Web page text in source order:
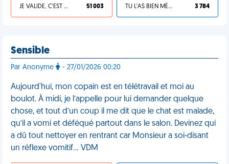
JE VALIDE, C'EST UNE VDM 51 003 TU L'AS BIEN MÉRITÉ 3 784
Sensible
Par Anonyme - 27/01/2026 00:20
Aujourd'hui, mon copain est en télétravail et moi au
boulot. À midi, je l’appelle pour lui demander quelque
chose, et tout d’un coup il me dit que le chat est malade,
qu’il a vomi et déféqué partout dans le salon. Devinez qui
a dû tout nettoyer en rentrant car Monsieur a soi-disant
un réflexe vomitif… VDM